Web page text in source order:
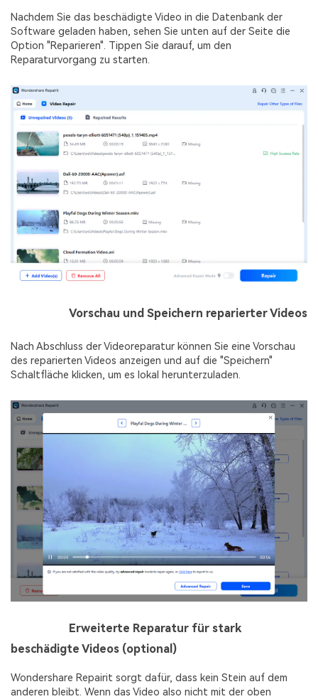
Nachdem Sie das beschädigte Video in die Datenbank der
Software geladen haben, sehen Sie unten auf der Seite die
Option "Reparieren". Tippen Sie darauf, um den
Reparaturvorgang zu starten.
Vorschau und Speichern reparierter Videos
Nach Abschluss der Videoreparatur können Sie eine Vorschau
des reparierten Videos anzeigen und auf die "Speichern"
Schaltfläche klicken, um es lokal herunterzuladen.
Erweiterte Reparatur für stark
beschädigte Videos (optional)
Wondershare Repairit sorgt dafür, dass kein Stein auf dem
anderen bleibt. Wenn das Video also nicht mit der oben